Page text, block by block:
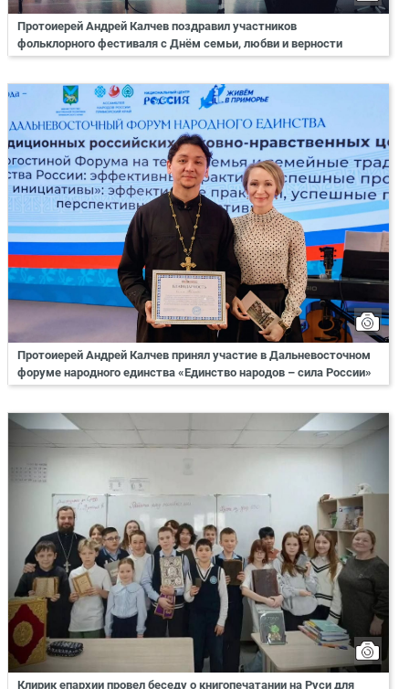
Протоиерей Андрей Калчев поздравил участников
фольклорного фестиваля с Днём семьи, любви и верности
Протоиерей Андрей Калчев принял участие в Дальневосточном
форуме народного единства «Единство народов – сила России»
Клирик епархии провел беседу о книгопечатании на Руси для